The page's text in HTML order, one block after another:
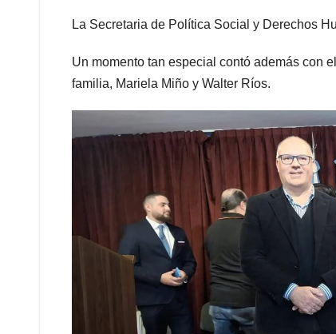
La Secretaria de Política Social y Derechos
Un momento tan especial contó además con
familia, Mariela Miño y Walter Ríos.